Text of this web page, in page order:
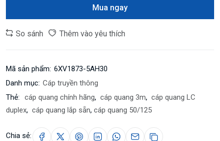
Mua ngay
So sánh Thêm vào yêu thích
Mã sản phẩm: 6XV1873-5AH30
Danh mục: Cáp truyền thông
Thẻ:
cáp quang chính hãng, cáp quang 3m, cáp quang LC
duplex, cáp quang lắp sẵn, cáp quang 50/125
Chia sẻ: